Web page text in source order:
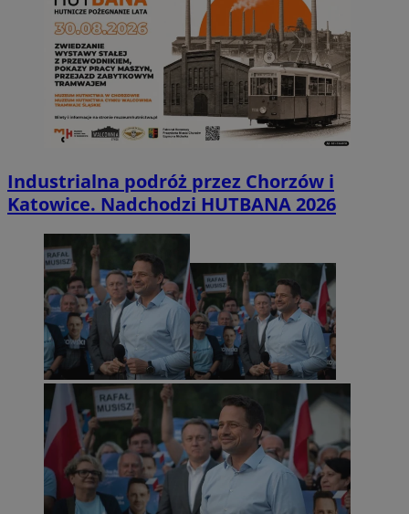
Industrialna podróż przez Chorzów i
Katowice. Nadchodzi HUTBANA 2026